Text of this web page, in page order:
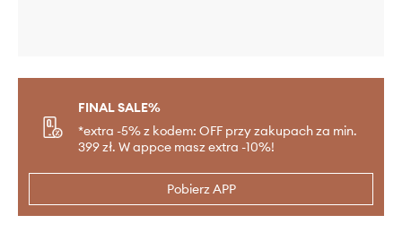
FINAL SALE%
*extra -5% z kodem: OFF przy zakupach za min.
399 zł. W appce masz extra -10%!
Pobierz APP